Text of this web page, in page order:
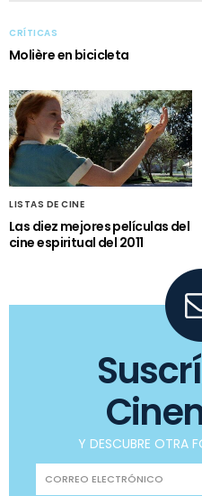
CRÍTICAS
Molière en bicicleta
LISTAS DE CINE
Las diez mejores películas del
cine espiritual del 2011
Y DESCUBRE OTRA